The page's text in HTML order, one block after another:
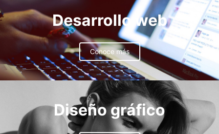
Desarrollo web
Conoce más
Diseño gráfico